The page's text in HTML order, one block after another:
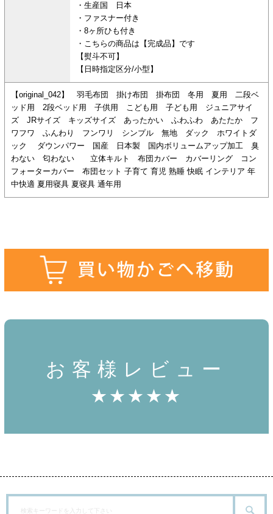
・生産国 日本
・ファスナー付き
・8ヶ所ひも付き
・こちらの商品は【完成品】です
【熨斗不可】
【日時指定区分/小型】
【original_042】 羽毛布団 掛け布団 掛布団 冬用 夏用 二段ベ
ッド用 2段ベッド用 子供用 こども用 子ども用 ジュニアサイ
ズ JRサイズ キッズサイズ あったかい ふわふわ あたたか フ
ワフワ ふんわり フンワリ シンプル 無地 ダック ホワイトダ
ック ダウンパワー 国産 日本製 国内ボリュームアップ加工 臭
わない 匂わない 立体キルト 布団カバー カバーリング コン
フォーターカバー 布団セット 子育て 育児 熟睡 快眠 インテリア 年
中快適 夏用寝具 夏寝具 通年用
お客様レビュー
★★★★★